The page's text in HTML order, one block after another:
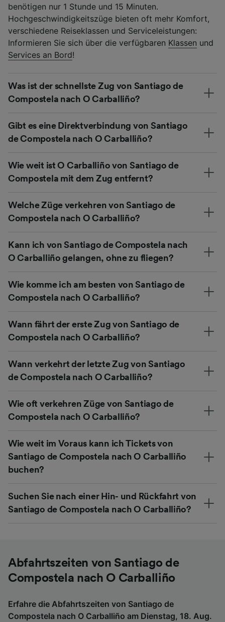
benötigen nur 1 Stunde und 15 Minuten.
Hochgeschwindigkeitszüge bieten oft mehr Komfort,
verschiedene Reiseklassen und Serviceleistungen:
Informieren Sie sich über die verfügbaren Klassen und
Services an Bord!
Was ist der schnellste Zug von Santiago de
Compostela nach O Carballiño?
Gibt es eine Direktverbindung von Santiago
de Compostela nach O Carballiño?
Wie weit ist O Carballiño von Santiago de
Compostela mit dem Zug entfernt?
Welche Züge verkehren von Santiago de
Compostela nach O Carballiño?
Kann ich von Santiago de Compostela nach
O Carballiño gelangen, ohne zu fliegen?
Wie komme ich am besten von Santiago de
Compostela nach O Carballiño?
Wann fährt der erste Zug von Santiago de
Compostela nach O Carballiño?
Wann verkehrt der letzte Zug von Santiago
de Compostela nach O Carballiño?
Wie oft verkehren Züge von Santiago de
Compostela nach O Carballiño?
Wie weit im Voraus kann ich Tickets von
Santiago de Compostela nach O Carballiño
buchen?
Suchen Sie nach einer Hin- und Rückfahrt von
Santiago de Compostela nach O Carballiño?
Abfahrtszeiten von Santiago de
Compostela nach O Carballiño
Erfahre die Abfahrtszeiten von Santiago de
Compostela nach O Carballiño am Dienstag, 18. Aug.